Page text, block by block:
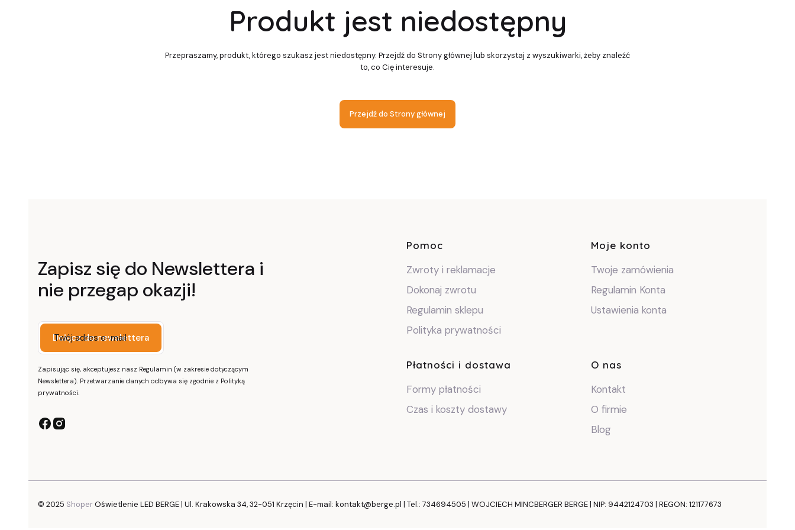
Produkt jest niedostępny
Przepraszamy, produkt, którego szukasz jest niedostępny. Przejdź do Strony głównej lub skorzystaj z wyszukiwarki, żeby znaleźć
to, co Cię interesuje.
Przejdź do Strony głównej
Zapisz się do Newslettera i
nie przegap okazji!
Twój adres e-mail
Dołącz do newslettera
Zapisując się, akceptujesz nasz Regulamin (w zakresie dotyczącym
Newslettera). Przetwarzanie danych odbywa się zgodnie z Polityką
prywatności.
Linki w stopce
Pomoc
Zwroty i reklamacje
Dokonaj zwrotu
Regulamin sklepu
Polityka prywatności
Moje konto
Twoje zamówienia
Regulamin Konta
Ustawienia konta
Płatności i dostawa
Formy płatności
Czas i koszty dostawy
O nas
Kontakt
O firmie
Blog
© 2025 ShoperOświetlenie LED BERGE | Ul. Krakowska 34, 32-051 Krzęcin | E-mail: kontakt@berge.pl | Tel.: 734694505 | WOJCIECH MINCBERGER BERGE | NIP: 9442124703 | REGON: 121177673